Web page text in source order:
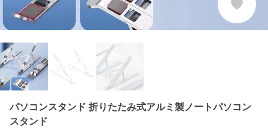
パソコンスタンド 折りたたみ式アルミ製ノートパソコン
スタンド